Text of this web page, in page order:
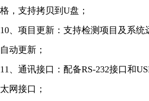
格，支持拷贝到U盘；
10、项目更新：支持检测项目及系统
自动更新；
11、通讯接口：配备RS-232接口和
太网接口；